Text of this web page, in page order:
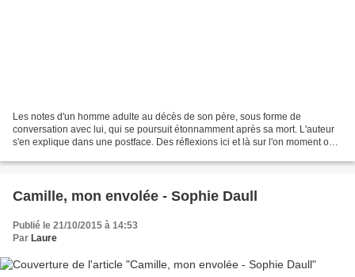
Les notes d'un homme adulte au décès de son père, sous forme de
conversation avec lui, qui se poursuit étonnamment après sa mort. L'auteur
s'en explique dans une postface. Des réflexions ici et là sur l'on moment où
Camille, mon envolée - Sophie Daull
Publié le 21/10/2015 à 14:53
Par Laure